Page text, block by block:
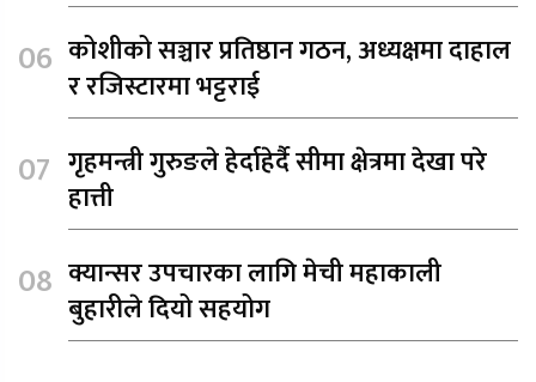
कोशीको सञ्चार प्रतिष्ठान गठन, अध्यक्षमा दाहाल
र रजिस्टारमा भट्टराई
गृहमन्त्री गुरुङले हेर्दाहेर्दै सीमा क्षेत्रमा देखा परे
हात्ती
क्यान्सर उपचारका लागि मेची महाकाली
बुहारीले दियो सहयोग